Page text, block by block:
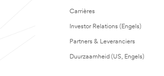
Carrières
Investor Relations (Engels)
Partners & Leveranciers
Duurzaamheid (US, Engels)